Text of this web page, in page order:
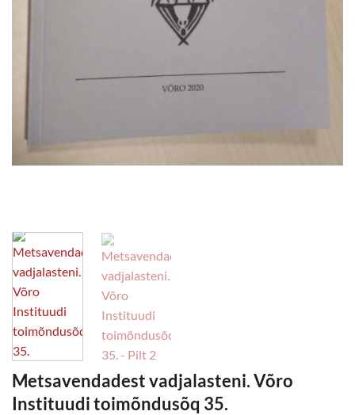
Metsavendadest vadjalasteni. Võro
Instituudi toimõndusõq 35.